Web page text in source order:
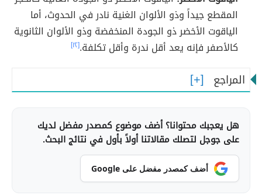
المقطع جيداً وذو الألوان الغنية نادر في الحدوث، أما
الياقوت الأخضر ذو الجودة المنخفضة وذو الألوان الثانوية
كالأصفر فإنه يعد أقل ندرة وأقل تكلفة.[١٢]
المراجع
هل يعجبك محتوانا؟ أضف موضوع كمصدر مفضل لديك
على جوجل لتصلك مقالاتنا أولاً بأول في نتائج البحث.
أضف كمصدر مفضل على Google